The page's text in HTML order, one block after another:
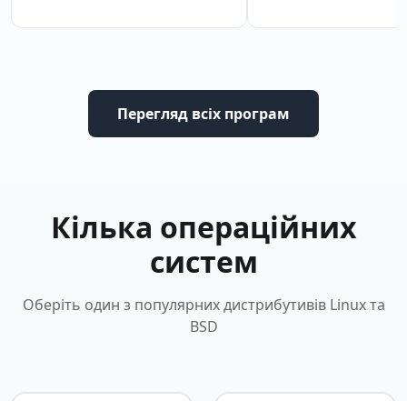
Перегляд всіх програм
Кілька операційних
систем
Оберіть один з популярних дистрибутивів Linux та
BSD